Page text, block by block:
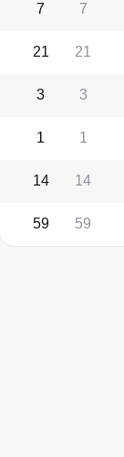
7
7
21
21
3
3
1
1
14
14
59
59